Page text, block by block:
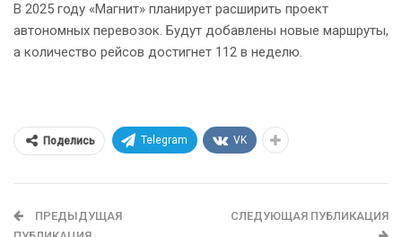
В 2025 году «Магнит» планирует расширить проект
автономных перевозок. Будут добавлены новые маршруты,
а количество рейсов достигнет 112 в неделю.
Поделись Telegram VK
ПРЕДЫДУЩАЯ
СЛЕДУЮЩАЯ ПУБЛИКАЦИЯ